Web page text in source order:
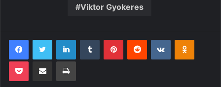
Viktor Gyokeres
FacebookTwitter LinkedinTumblr PinterestReddit VK OK
Pocket Compartilhar via e-mail Imprimir